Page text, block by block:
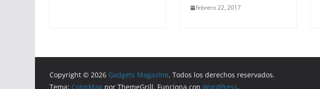
febrero 22, 2017
Copyright © 2026 Gadgets Magazine. Todos los derechos reservados.
Tema: ColorMag por ThemeGrill. Funciona con WordPress.